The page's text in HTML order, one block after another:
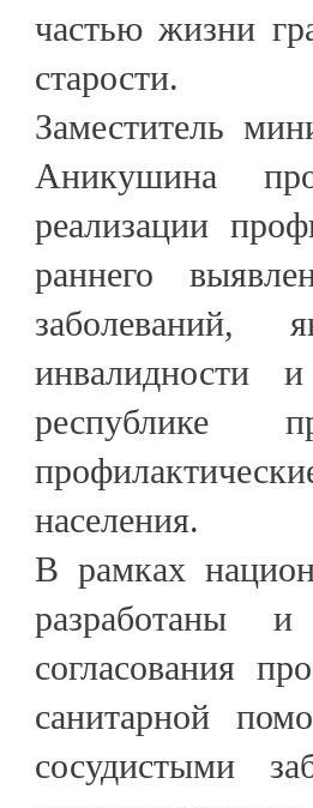
частью жизни
старости.
Заместитель
Аникушина
реализации
раннего
заболеваний,
инвалидности
республике
населения.
В рамках
разработаны
согласования
санитарной
сосудистыми